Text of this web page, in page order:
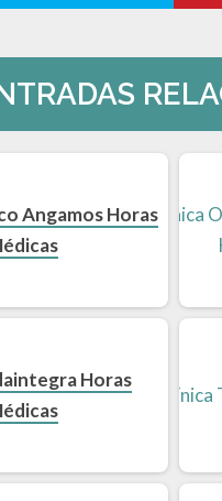
Angamos Horas
Horas